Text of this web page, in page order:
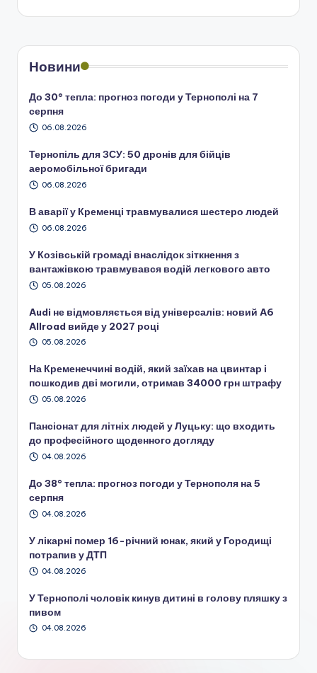
Новини
До 30° тепла: прогноз погоди у Тернополі на 7
серпня
06.08.2026
Тернопіль для ЗСУ: 50 дронів для бійців
аеромобільної бригади
06.08.2026
В аварії у Кременці травмувалися шестеро людей
06.08.2026
У Козівській громаді внаслідок зіткнення з
вантажівкою травмувався водій легкового авто
05.08.2026
Audi не відмовляється від універсалів: новий A6
Allroad вийде у 2027 році
05.08.2026
На Кременеччині водій, який заїхав на цвинтар і
пошкодив дві могили, отримав 34000 грн штрафу
05.08.2026
Пансіонат для літніх людей у Луцьку: що входить
до професійного щоденного догляду
04.08.2026
До 38° тепла: прогноз погоди у Тернополя на 5
серпня
04.08.2026
У лікарні помер 16-річний юнак, який у Городищі
потрапив у ДТП
04.08.2026
У Тернополі чоловік кинув дитині в голову пляшку з
пивом
04.08.2026